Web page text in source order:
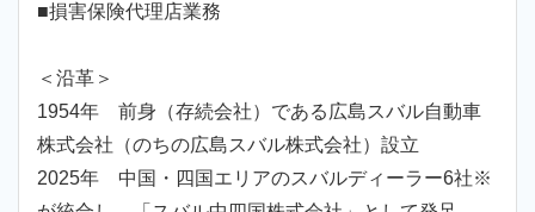
■損害保険代理店業務
＜沿革＞
1954年 前身（存続会社）である広島スバル自動車
株式会社（のちの広島スバル株式会社）設立
2025年 中国・四国エリアのスバルディーラー6社※